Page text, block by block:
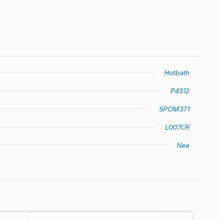
Hotbath
P4512
SPOM371
L007CR
Nee